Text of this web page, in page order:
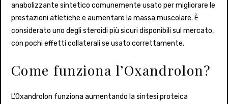
anabolizzante sintetico comunemente usato per migliorare le
prestazioni atletiche e aumentare la massa muscolare. È
considerato uno degli steroidi più sicuri disponibili sul mercato,
con pochi effetti collaterali se usato correttamente.
Come funziona l’Oxandrolon?
L’Oxandrolon funziona aumentando la sintesi proteica